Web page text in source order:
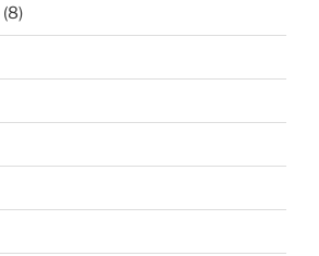
(8)